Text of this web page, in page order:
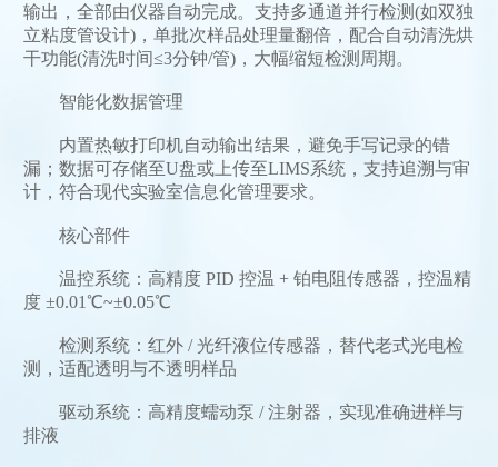
输出，全部由仪器自动完成。支持多通道并行检测(如双独
立粘度管设计)，单批次样品处理量翻倍，配合自动清洗烘
干功能(清洗时间≤3分钟/管)，大幅缩短检测周期。
智能化数据管理
内置热敏打印机自动输出结果，避免手写记录的错
漏；数据可存储至U盘或上传至LIMS系统，支持追溯与审
计，符合现代实验室信息化管理要求。
核心部件
温控系统：高精度 PID 控温 + 铂电阻传感器，控温精
度 ±0.01℃~±0.05℃
检测系统：红外 / 光纤液位传感器，替代老式光电检
测，适配透明与不透明样品
驱动系统：高精度蠕动泵 / 注射器，实现准确进样与
排液